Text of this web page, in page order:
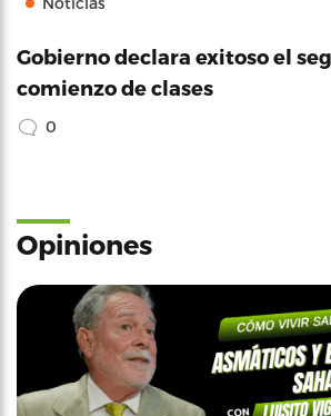
Gobierno declara exitoso el
comienzo de clases
0
Opiniones